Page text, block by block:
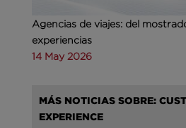
Agencias de viajes: del
experiencias
14 May 2026
MÁS NOTICIAS SOBRE:
EXPERIENCE